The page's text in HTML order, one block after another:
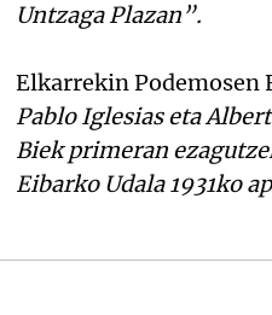
Untzaga Plazan”.
Elkarrekin Podemosen
Pablo Iglesias eta
Biek primeran
Eibarko Udala 1931ko